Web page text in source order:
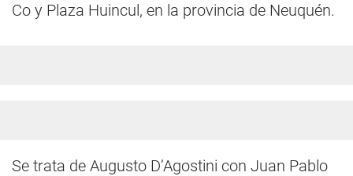
Co y Plaza Huincul, en la provincia de Neuquén.
Se trata de Augusto D’Agostini con Juan Pablo